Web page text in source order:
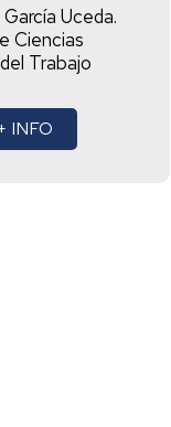
Uceda.
Ciencias
Trabajo
INFO